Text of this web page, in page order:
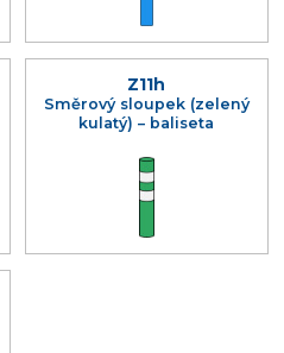
Z11h
Směrový sloupek (zelený
kulatý) – baliseta